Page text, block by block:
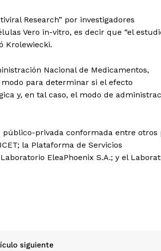
Research” por investigadores
Vero in-vitro, es decir que “el
Krolewiecki.
Nacional de Medicamentos,
para determinar si el efecto
y, en tal caso, el modo de
público-privada conformada entre otros
la Plataforma de Servicios
EleaPhoenix S.A.; y el
siguiente